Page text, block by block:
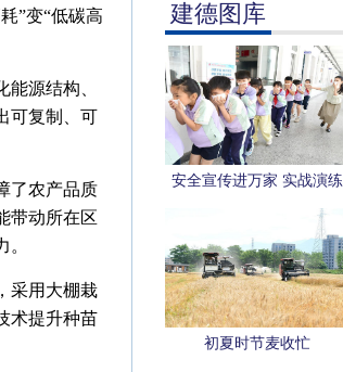
建德图库
安全宣传进万家 实战演练
初夏时节麦收忙
”变“低碳高
源结构、
可复制、可
了农产品质
带动所在区
采用大棚栽
术提升种苗